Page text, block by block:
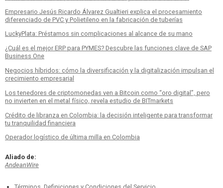
Empresario Jesús Ricardo Álvarez Gualtieri explica el procesamiento
diferenciado de PVC y Polietileno en la fabricación de tuberías
LuckyPlata: Préstamos sin complicaciones al alcance de su mano
¿Cuál es el mejor ERP para PYMES? Descubre las funciones clave de SAP
Business One
Negocios híbridos: cómo la diversificación y la digitalización impulsan el
crecimiento empresarial
Los tenedores de criptomonedas ven a Bitcoin como “oro digital”, pero
no invierten en el metal físico, revela estudio de BITmarkets
Crédito de libranza en Colombia: la decisión inteligente para transformar
tu tranquilidad financiera
Operador logístico de última milla en Colombia
Aliado de:
AndeanWire